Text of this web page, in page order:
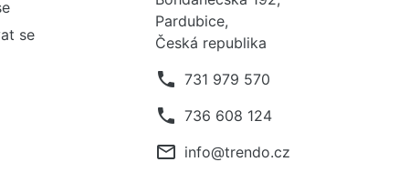
se
Pardubice,
Česká republika
phone 731 979 570
phone 736 608 124
mail_outline info@trendo.cz